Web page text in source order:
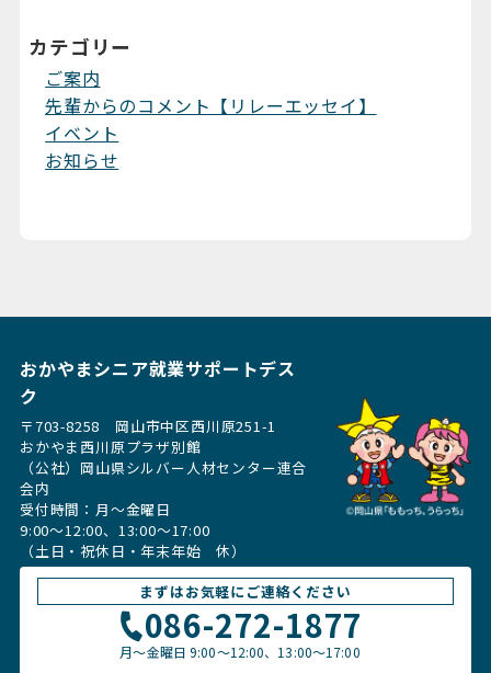
カテゴリー
ご案内
先輩からのコメント【リレーエッセイ】
イベント
お知らせ
おかやまシニア就業サポートデス
ク
〒703-8258 岡山市中区西川原251-1
おかやま西川原プラザ別館
（公社）岡山県シルバー人材センター連合
会内
受付時間：月〜金曜日
9:00～12:00、13:00〜17:00
（土日・祝休日・年末年始 休）
まずはお気軽にご連絡ください
086-272-1877
月〜金曜日9:00～12:00、13:00〜17:00